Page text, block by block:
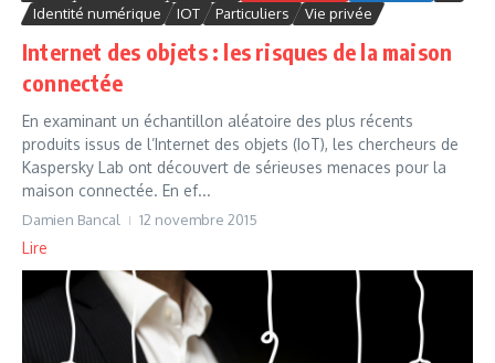
Identité numérique
IOT Particuliers Vie privée
Internet des objets : les risques de la maison
connectée
En examinant un échantillon aléatoire des plus récents
produits issus de l’Internet des objets (IoT), les chercheurs de
Kaspersky Lab ont découvert de sérieuses menaces pour la
maison connectée. En ef...
Damien Bancal 12 novembre 2015
Lire